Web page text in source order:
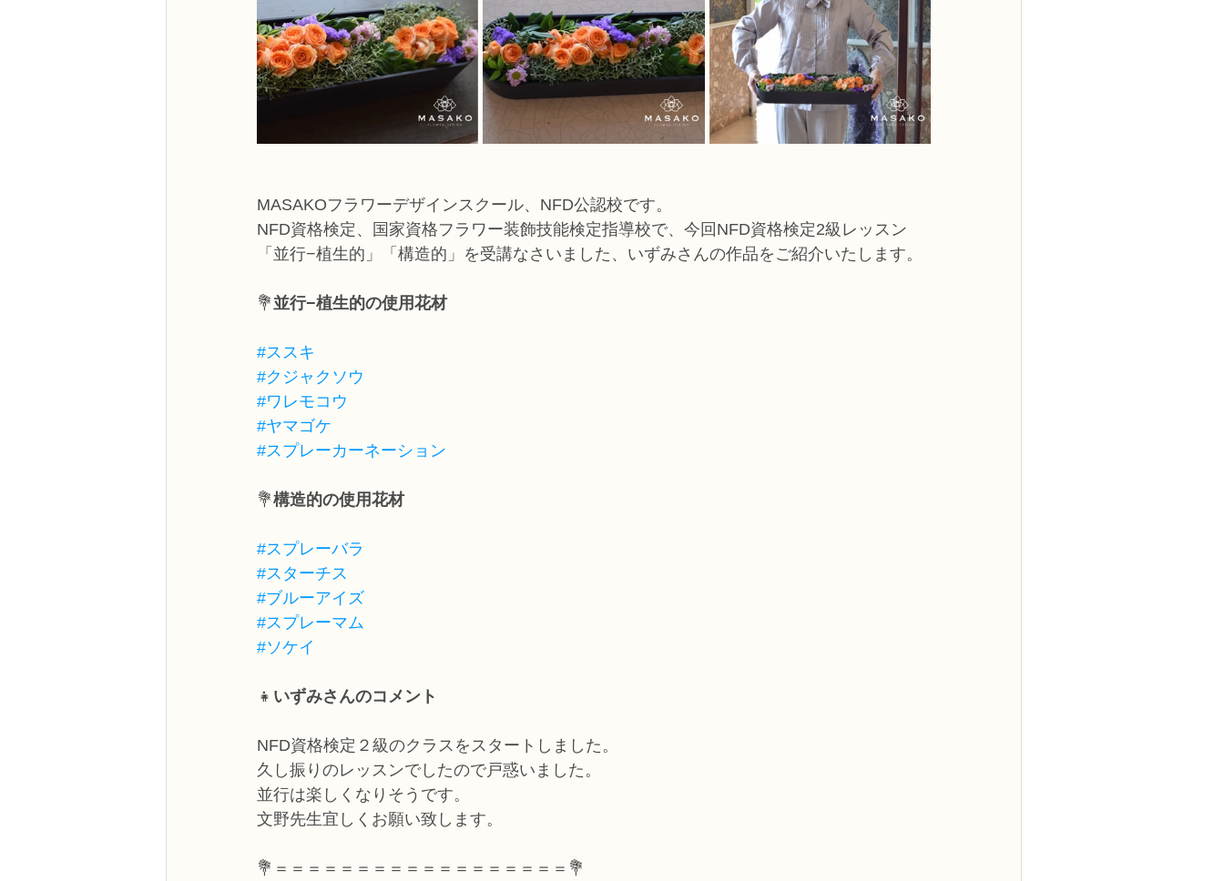
MASAKOフラワーデザインスクール、NFD公認校です。
NFD資格検定、国家資格フラワー装飾技能検定指導校で、今回NFD資格検定2級レッスン
「並行−植生的」「構造的」を受講なさいました、いずみさんの作品をご紹介いたします。
💐並行−植生的の使用花材
#ススキ
#クジャクソウ
#ワレモコウ
#ヤマゴケ
#スプレーカーネーション
💐構造的の使用花材
#スプレーバラ
#スターチス
#ブルーアイズ
#スプレーマム
#ソケイ
👧 いずみさんのコメント
NFD資格検定２級のクラスをスタートしました。
久し振りのレッスンでしたので戸惑いました。
並行は楽しくなりそうです。
文野先生宜しくお願い致します。
💐＝＝＝＝＝＝＝＝＝＝＝＝＝＝＝＝＝＝💐